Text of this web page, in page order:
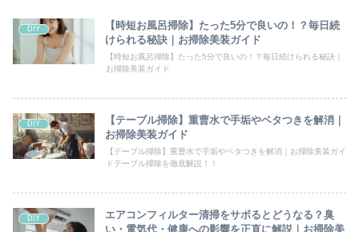
DIY
【時短お風呂掃除】たった5分で良いの！？毎日続
けられる秘訣｜お掃除美装ガイド
【時短お風呂掃除】たった5分で良いの！？毎日続けられる秘訣｜
お掃除美装ガイド
DIY
【テーブル掃除】重曹水で手垢やベタつきを解消｜
お掃除美装ガイド
【テーブル掃除】重曹水で手垢やベタつきを解消｜お掃除美装ガイ
ドテーブル掃除を徹底解説！！
DIY
エアコンフィルター清掃をサボるとどうなる？臭
い・電気代・健康への影響を正直に解説｜お掃除美